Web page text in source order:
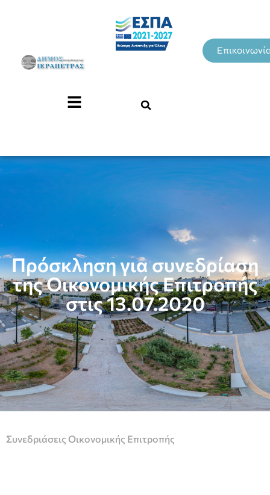
Πρόσκληση για συνεδρίαση
της Οικονομικής Επιτροπής
στις 13.07.2020
Συνεδριάσεις Οικονομικής Επιτροπής